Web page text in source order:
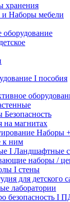
хранения
Наборы мебели
оборудование
I пособия
Безопасность
на магнитах
Наборы
к ним
I Ландшафтные
наборы /
I стены
для детского
лаборатории
безопасность I